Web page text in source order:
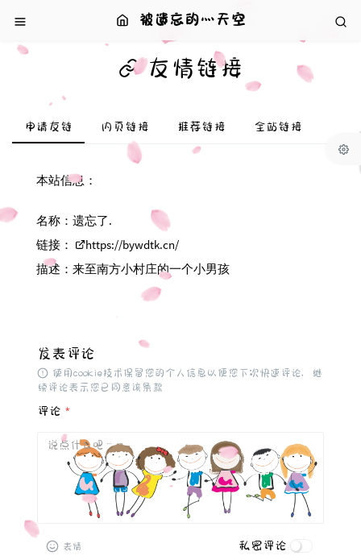
被遗忘的灬天空
友情链接
申请友链 内页链接 推荐链接 全站链接
本站信息：
名称：遗忘了.
链接：
https://bywdtk.cn/
描述：来至南方小村庄的一个小男孩
发表评论
使用cookie技术保留您的个人信息以便您下次快速评论，继
续评论表示您已同意该条款
评论 *
表情 私密评论